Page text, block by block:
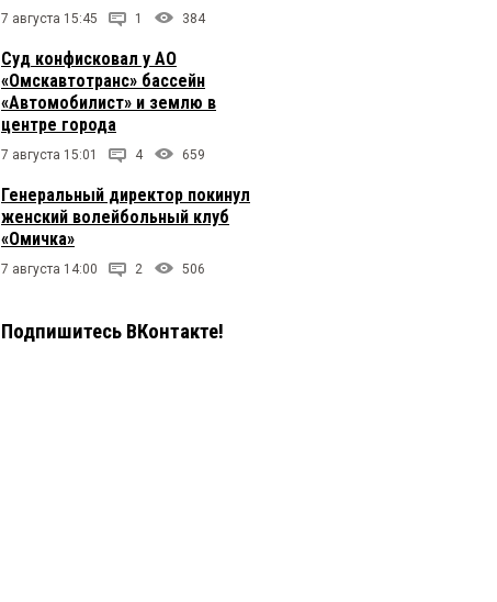
7 августа 15:45 1 384
Суд конфисковал у АО
«Омскавтотранс» бассейн
«Автомобилист» и землю в
центре города
7 августа 15:01 4 659
Генеральный директор покинул
женский волейбольный клуб
«Омичка»
7 августа 14:00 2 506
Подпишитесь ВКонтакте!